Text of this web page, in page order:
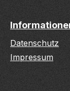
Datenschutz
Impressum